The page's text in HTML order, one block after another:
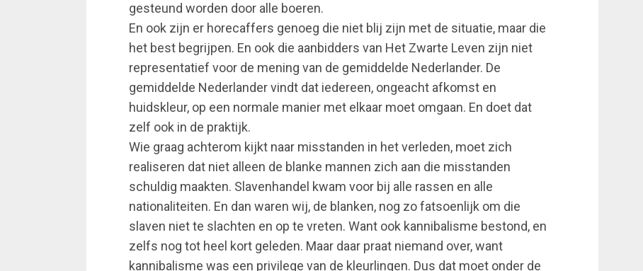
gesteund worden door alle boeren.
En ook zijn er horecaffers genoeg die niet blij zijn met de situatie, maar die
het best begrijpen. En ook die aanbidders van Het Zwarte Leven zijn niet
representatief voor de mening van de gemiddelde Nederlander. De
gemiddelde Nederlander vindt dat iedereen, ongeacht afkomst en
huidskleur, op een normale manier met elkaar moet omgaan. En doet dat
zelf ook in de praktijk.
Wie graag achterom kijkt naar misstanden in het verleden, moet zich
realiseren dat niet alleen de blanke mannen zich aan die misstanden
schuldig maakten. Slavenhandel kwam voor bij alle rassen en alle
nationaliteiten. En dan waren wij, de blanken, nog zo fatsoenlijk om die
slaven niet te slachten en op te vreten. Want ook kannibalisme bestond, en
zelfs nog tot heel kort geleden. Maar daar praat niemand over, want
kannibalisme was een privilege van de kleurlingen. Dus dat moet onder de